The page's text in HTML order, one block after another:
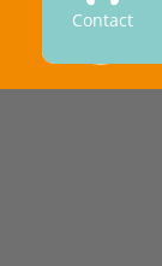
Contact